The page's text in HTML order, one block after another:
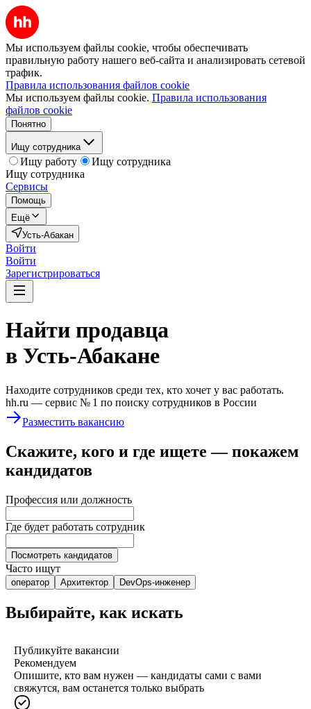
Мы используем файлы cookie, чтобы обеспечивать
правильную работу нашего веб-сайта и анализировать сетевой
трафик.
Правила использования файлов cookie
Мы используем файлы cookie. Правила использования
файлов cookie
Понятно
Ищу сотрудника
Ищу работу
Ищу сотрудника
Ищу сотрудника
Сервисы
Помощь
Ещё
Усть-Абакан
Войти
Войти
Зарегистрироваться
Найти продавца
в Усть-Абакане
Находите сотрудников среди тех, кто хочет у вас работать.
hh.ru — сервис № 1 по поиску сотрудников в России
Разместить вакансию
Скажите, кого и где ищете — покажем
кандидатов
Профессия или должность
Где будет работать сотрудник
Посмотреть кандидатов
Часто ищут
оператор Архитектор DevOps-инженер
Выбирайте, как искать
Публикуйте вакансии
Рекомендуем
Опишите, кто вам нужен — кандидаты сами с вами
свяжутся, вам останется только выбрать